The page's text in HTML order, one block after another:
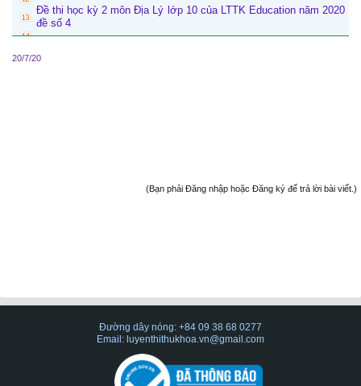
Đề thi học kỳ 2 môn Địa Lý lớp 10 của LTTK Education năm 2020
đề số 4
20/7/20
(Bạn phải Đăng nhập hoặc Đăng ký để trả lời bài viết.)
Đường dây nóng: +84 09 38 68 0277
Email: luyenthithukhoa.vn@gmail.com